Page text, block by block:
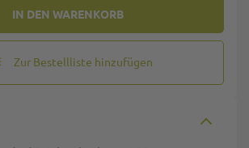
IN DEN WARENKORB
Zur Bestellliste hinzufügen